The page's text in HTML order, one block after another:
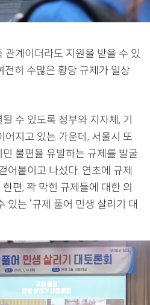
관계이더라도 지원을 받을 수 있
전히 수많은 황당 규제가 일상
수 있도록 정부와 지자체, 기
어지고 있는 가운데, 서울시 또
불편을 유발하는 규제를 발굴
어붙이고 나섰다. 연초에 규제
편, 꽉 막힌 규제들에 대한 의
있는 ‘규제 풀어 민생 살리기 대